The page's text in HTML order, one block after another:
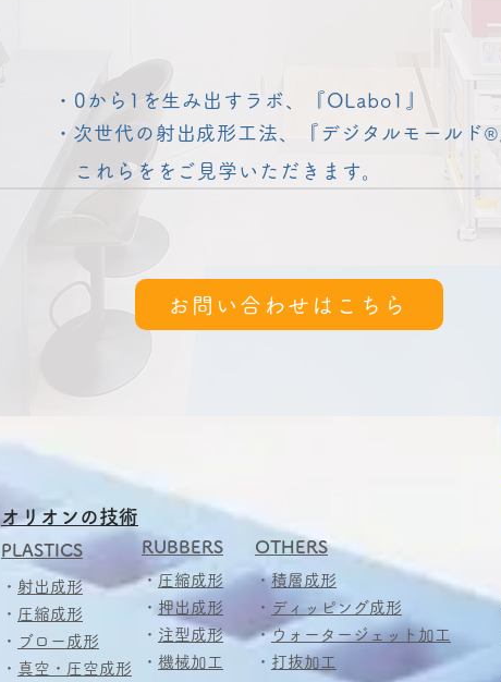
・0から1を生み出すラボ、『OLabo1』​
​・次世代の射出成形工法、『デジタルモールド®
これらを をご見学いただきます。
お問い合わせはこちら
オリオンの技術
PLASTICS
・ 射出成形
・ 圧縮成形
・ ブロー成形
・ 真空・圧空成形
RUBBERS
・圧縮成形
・ 押出成形
・ 注型成形
・ 機械加工
OTHERS
・積層成形
・ ディッピング成形
・ウォータージェット加工
・ 打抜加工